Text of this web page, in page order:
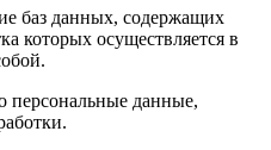
баз данных, содержащих
которых осуществляется в
персональные данные,